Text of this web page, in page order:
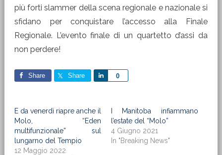
più forti slammer della scena regionale e nazionale si
sfidano per conquistare l’accesso alla Finale
Regionale. L’evento finale di un quartetto d’assi da
non perdere!
Share Share 0
Share
E da venerdì riapre anche il
Molo, “Eden
multifunzionale” sul
lungarno del Tempio
12 Maggio 2022
I Manitoba infiammano
l’estate del “Molo”
4 Giugno 2021
In "Breaking News"